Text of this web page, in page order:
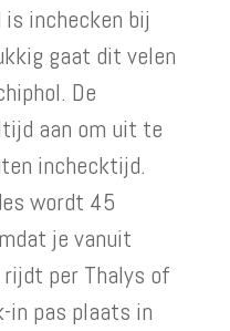
inchecken bij
gaat dit velen
De
aan om uit te
inchecktijd.
wordt 45
je vanuit
rijdt per Thalys of
in pas plaats in